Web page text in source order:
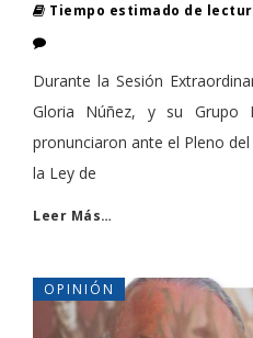
Tiempo estimado de
Durante la Sesión
Gloria Núñez, y su Grupo
pronunciaron ante el Pleno
la Ley de
Leer Más…
OPINIÓN